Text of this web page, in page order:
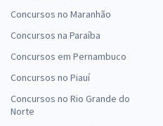
Concursos no Maranhão
Concursos na Paraíba
Concursos em Pernambuco
Concursos no Piauí
Concursos no Rio Grande do
Norte